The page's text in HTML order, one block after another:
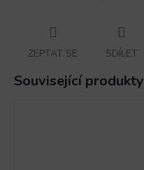
ZEPTAT SE SDÍLET
Související produkty